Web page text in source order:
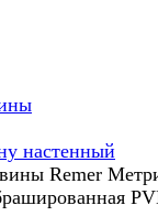
настенный
Remer